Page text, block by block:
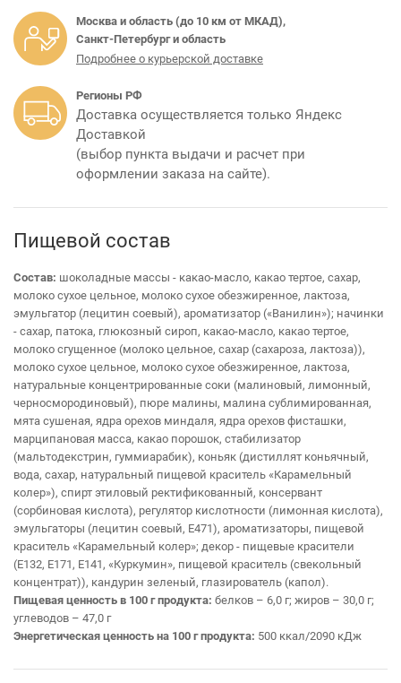
Москва и область (до 10 км от МКАД),
Санкт-Петербург и область
Подробнее о курьерской доставке
Регионы РФ
Доставка осуществляется только Яндекс
Доставкой
(выбор пункта выдачи и расчет при
оформлении заказа на сайте).
Пищевой состав
Состав: шоколадные массы - какао-масло, какао тертое, сахар,
молоко сухое цельное, молоко сухое обезжиренное, лактоза,
эмульгатор (лецитин соевый), ароматизатор («Ванилин»); начинки
- сахар, патока, глюкозный сироп, какао-масло, какао тертое,
молоко сгущенное (молоко цельное, сахар (сахароза, лактоза)),
молоко сухое цельное, молоко сухое обезжиренное, лактоза,
натуральные концентрированные соки (малиновый, лимонный,
черносмородиновый), пюре малины, малина сублимированная,
мята сушеная, ядра орехов миндаля, ядра орехов фисташки,
марципановая масса, какао порошок, стабилизатор
(мальтодекстрин, гуммиарабик), коньяк (дистиллят коньячный,
вода, сахар, натуральный пищевой краситель «Карамельный
колер»), спирт этиловый ректификованный, консервант
(сорбиновая кислота), регулятор кислотности (лимонная кислота),
эмульгаторы (лецитин соевый, Е471), ароматизаторы, пищевой
краситель «Карамельный колер»; декор - пищевые красители
(Е132, Е171, Е141, «Куркумин», пищевой краситель (свекольный
концентрат)), кандурин зеленый, глазирователь (капол).
Пищевая ценность в 100 г продукта: белков – 6,0 г; жиров – 30,0 г;
углеводов – 47,0 г
Энергетическая ценность на 100 г продукта: 500 ккал/2090 кДж